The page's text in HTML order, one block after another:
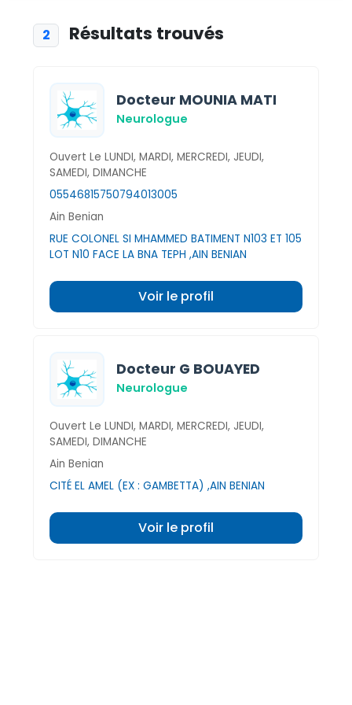
2 Résultats trouvés
Docteur MOUNIA MATI
Neurologue
Ouvert Le LUNDI, MARDI, MERCREDI, JEUDI,
SAMEDI, DIMANCHE
05546815750794013005
Ain Benian
RUE COLONEL SI MHAMMED BATIMENT N103 ET 105
LOT N10 FACE LA BNA TEPH ,AIN BENIAN
Voir le profil
Docteur G BOUAYED
Neurologue
Ouvert Le LUNDI, MARDI, MERCREDI, JEUDI,
SAMEDI, DIMANCHE
Ain Benian
CITÉ EL AMEL (EX : GAMBETTA) ,AIN BENIAN
Voir le profil